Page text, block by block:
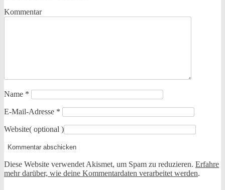
Kommentar
Name *
E-Mail-Adresse *
Website( optional )
Diese Website verwendet Akismet, um Spam zu reduzieren. Erfahre
mehr darüber, wie deine Kommentardaten verarbeitet werden.